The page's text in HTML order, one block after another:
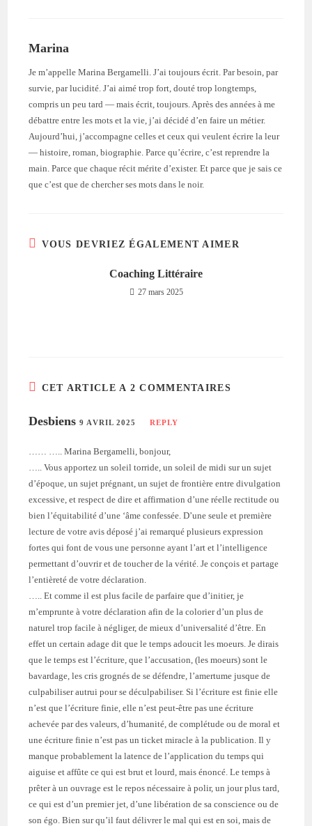
Marina
Je m’appelle Marina Bergamelli. J’ai toujours écrit. Par besoin, par
survie, par lucidité. J’ai aimé trop fort, douté trop longtemps,
compris un peu tard — mais écrit, toujours. Après des années à me
débattre entre les mots et la vie, j’ai décidé d’en faire un métier.
Aujourd’hui, j’accompagne celles et ceux qui veulent écrire la leur
— histoire, roman, biographie. Parce qu’écrire, c’est reprendre la
main. Parce que chaque récit mérite d’exister. Et parce que je sais ce
que c’est que de chercher ses mots dans le noir.
VOUS DEVRIEZ ÉGALEMENT AIMER
Coaching Littéraire
27 mars 2025
CET ARTICLE A 2 COMMENTAIRES
Desbiens 9 AVRIL 2025 REPLY
…… ….. Marina Bergamelli, bonjour,
….. Vous apportez un soleil torride, un soleil de midi sur un sujet
d’époque, un sujet prégnant, un sujet de frontière entre divulgation
excessive, et respect de dire et affirmation d’une réelle rectitude ou
bien l’équitabilité d’une ‘âme confessée. D’une seule et première
lecture de votre avis déposé j’ai remarqué plusieurs expression
fortes qui font de vous une personne ayant l’art et l’intelligence
permettant d’ouvrir et de toucher de la vérité. Je conçois et partage
l’entièreté de votre déclaration.
….. Et comme il est plus facile de parfaire que d’initier, je
m’emprunte à votre déclaration afin de la colorier d’un plus de
naturel trop facile à négliger, de mieux d’universalité d’être. En
effet un certain adage dit que le temps adoucit les moeurs. Je dirais
que le temps est l’écriture, que l’accusation, (les moeurs) sont le
bavardage, les cris grognés de se défendre, l’amertume jusque de
culpabiliser autrui pour se déculpabiliser. Si l’écriture est finie elle
n’est que l’écriture finie, elle n’est peut-être pas une écriture
achevée par des valeurs, d’humanité, de complétude ou de moral et
une écriture finie n’est pas un ticket miracle à la publication. Il y
manque probablement la latence de l’application du temps qui
aiguise et affûte ce qui est brut et lourd, mais énoncé. Le temps à
prêter à un ouvrage est le repos nécessaire à polir, un jour plus tard,
ce qui est d’un premier jet, d’une libération de sa conscience ou de
son égo. Bien sur qu’il faut délivrer le mal qui est en soi, mais de